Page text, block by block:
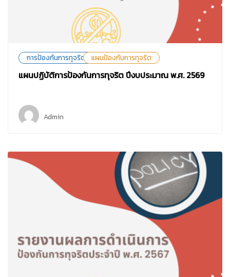
การป้องกันการทุจริต แผนป้องกันการทุจริต
แผนปฏิบัติการป้องกันการทุจริต ปีงบประมาณ พ.ศ. 2569
Admin